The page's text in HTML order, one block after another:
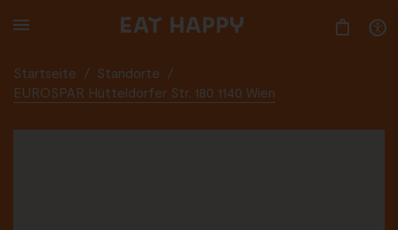
TO
Startseite / Standorte
/
EUROSPAR Hütteldorfer Str. 180 1140 Wien